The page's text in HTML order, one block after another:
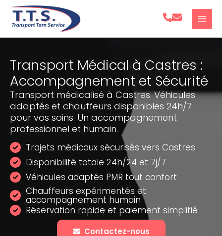
Aller
Transport Médical à Castres :
Accompagnement et Sécurité
Transport médicalisé à Castres. Véhicules
adaptés et chauffeurs disponibles 24h/7
pour vos soins. Un accompagnement
professionnel et humain.
Trajets médicaux sécurisés vers Castres
Disponibilité totale 24h/24 et 7j/7
Véhicules adaptés PMR tout confort
Chauffeurs expérimentés et
accompagnement humain
Réservation rapide et paiement simplifié
Contactez-nous